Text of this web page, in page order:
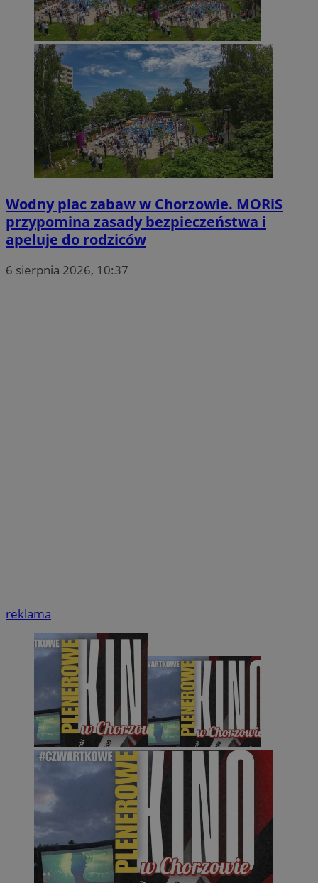
Wodny plac zabaw w Chorzowie. MORiS
przypomina zasady bezpieczeństwa i
apeluje do rodziców
6 sierpnia 2026, 10:37
reklama